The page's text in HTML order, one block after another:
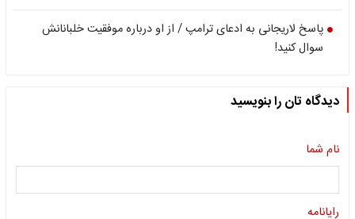
پاسخ لاریجانی به ادعای ترامپ / از او درباره موفقیت خلبانانش
سوال کنید!
دیدگاه تان را بنویسید
نام شما
رایانامه